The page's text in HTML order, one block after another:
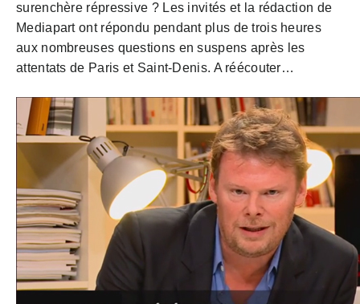
surenchère répressive ? Les invités et la rédaction de
Mediapart ont répondu pendant plus de trois heures
aux nombreuses questions en suspens après les
attentats de Paris et Saint-Denis. A réécouter…